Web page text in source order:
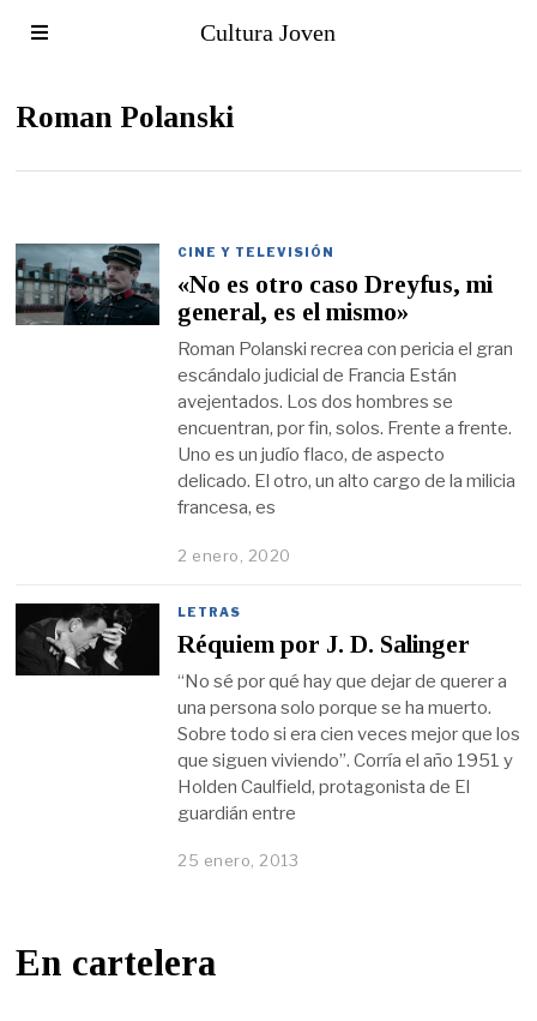
Cultura Joven
Roman Polanski
CINE Y TELEVISIÓN
«No es otro caso Dreyfus, mi
general, es el mismo»
Roman Polanski recrea con pericia el gran
escándalo judicial de Francia Están
avejentados. Los dos hombres se
encuentran, por fin, solos. Frente a frente.
Uno es un judío flaco, de aspecto
delicado. El otro, un alto cargo de la milicia
francesa, es
2 enero, 2020
LETRAS
Réquiem por J. D. Salinger
“No sé por qué hay que dejar de querer a
una persona solo porque se ha muerto.
Sobre todo si era cien veces mejor que los
que siguen viviendo”. Corría el año 1951 y
Holden Caulfield, protagonista de El
guardián entre
25 enero, 2013
En cartelera